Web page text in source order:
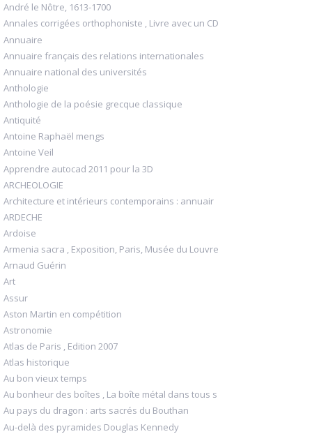
André le Nôtre, 1613-1700
Annales corrigées orthophoniste , Livre avec un CD
Annuaire
Annuaire français des relations internationales
Annuaire national des universités
Anthologie
Anthologie de la poésie grecque classique
Antiquité
Antoine Raphaël mengs
Antoine Veil
Apprendre autocad 2011 pour la 3D
ARCHEOLOGIE
Architecture et intérieurs contemporains : annuair
ARDECHE
Ardoise
Armenia sacra , Exposition, Paris, Musée du Louvre
Arnaud Guérin
Art
Assur
Aston Martin en compétition
Astronomie
Atlas de Paris , Edition 2007
Atlas historique
Au bon vieux temps
Au bonheur des boîtes , La boîte métal dans tous s
Au pays du dragon : arts sacrés du Bouthan
Au-delà des pyramides Douglas Kennedy